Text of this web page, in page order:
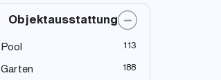
Objektausstattung
Pool 113
Garten 188